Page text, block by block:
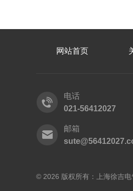
网站首页
电话
021-56412027
邮箱
© 2026 版权所有：上海徐吉